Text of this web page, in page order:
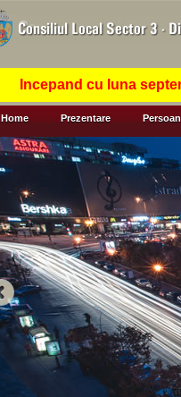
Incepand cu luna
Home Prezentare